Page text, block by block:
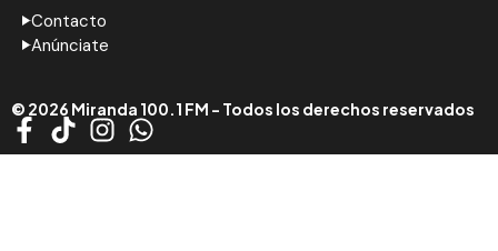
Contacto
Anúnciate
© 2026 Miranda 100.1 FM - Todos los derechos reservados